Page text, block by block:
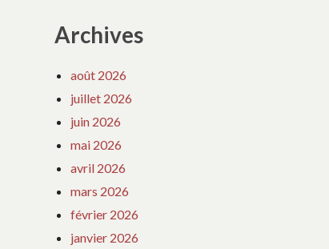
Archives
août 2026
juillet 2026
juin 2026
mai 2026
avril 2026
mars 2026
février 2026
janvier 2026